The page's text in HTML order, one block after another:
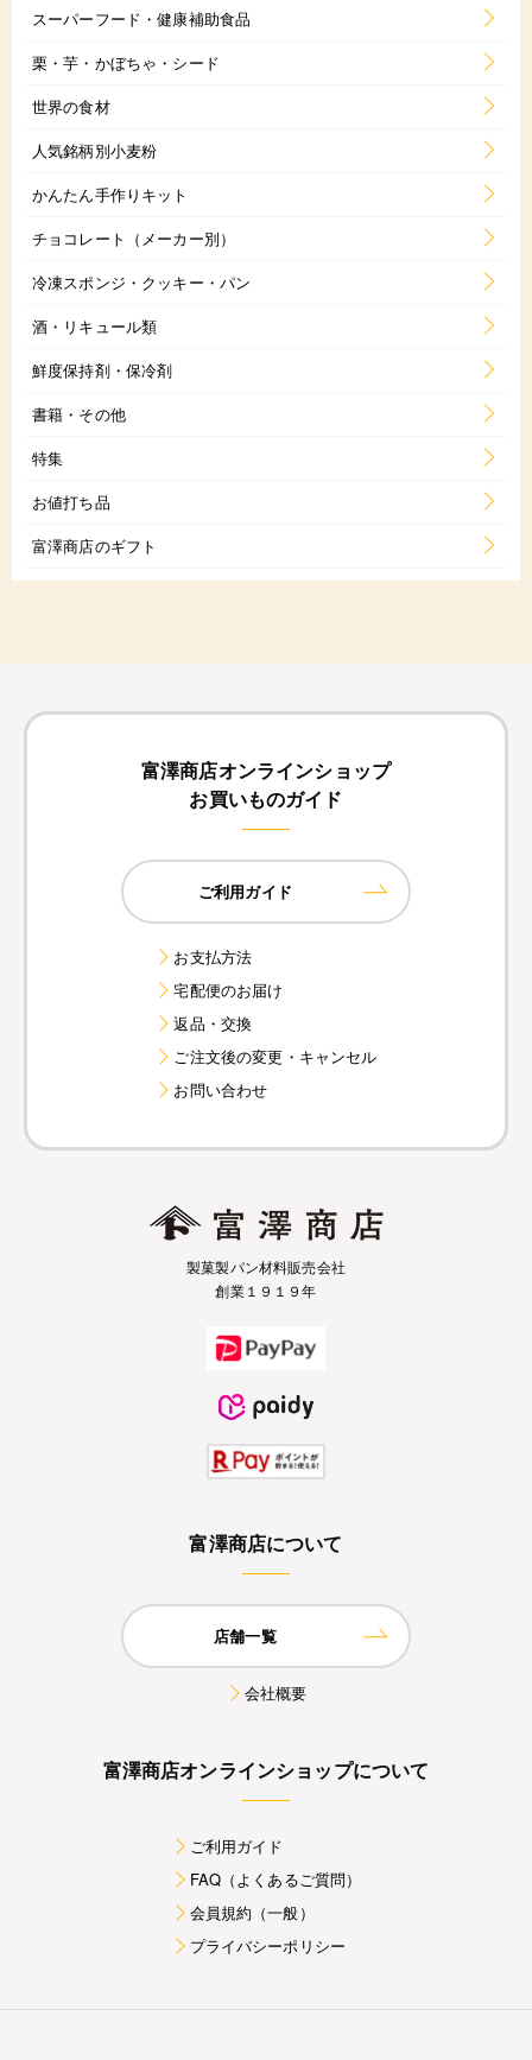
スーパーフード・健康補助食品
栗・芋・かぼちゃ・シード
世界の食材
人気銘柄別小麦粉
かんたん手作りキット
チョコレート（メーカー別）
冷凍スポンジ・クッキー・パン
酒・リキュール類
鮮度保持剤・保冷剤
書籍・その他
特集
お値打ち品
富澤商店のギフト
富澤商店オンラインショップ
お買いものガイド
ご利用ガイド
お支払方法
宅配便のお届け
返品・交換
ご注文後の変更・キャンセル
お問い合わせ
製菓製パン材料販売会社
創業１９１９年
富澤商店について
店舗一覧
会社概要
富澤商店オンラインショップについて
ご利用ガイド
FAQ（よくあるご質問）
会員規約（一般）
プライバシーポリシー